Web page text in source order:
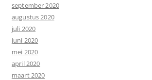
september 2020
augustus 2020
juli 2020
juni 2020
mei 2020
april 2020
maart 2020